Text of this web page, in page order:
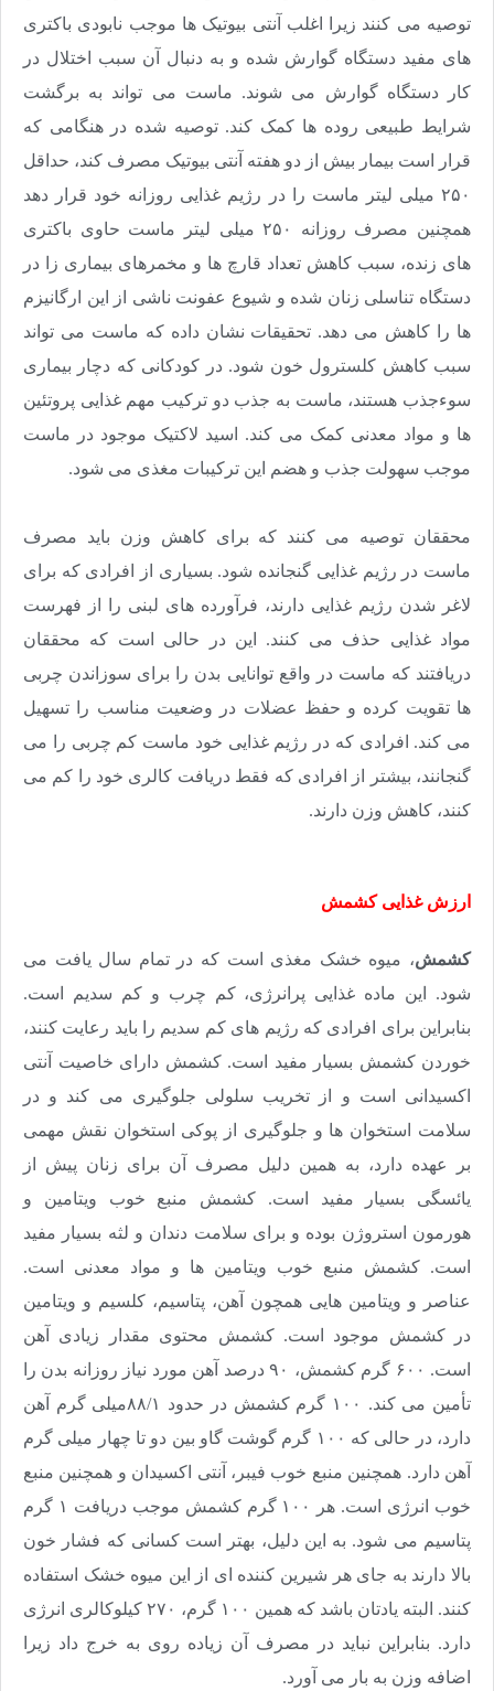
توصیه می کنند زیرا اغلب آنتی بیوتیک ها موجب نابودی باکتری
های مفید دستگاه گوارش شده و به دنبال آن سبب اختلال در
کار دستگاه گوارش می شوند. ماست می تواند به برگشت
شرایط طبیعی روده ها کمک کند. توصیه شده در هنگامی که
قرار است بیمار بیش از دو هفته آنتی بیوتیک مصرف کند، حداقل
۲۵۰ میلی لیتر ماست را در رژیم غذایی روزانه خود قرار دهد
همچنین مصرف روزانه ۲۵۰ میلی لیتر ماست حاوی باکتری
های زنده، سبب کاهش تعداد قارچ ها و مخمرهای بیماری زا در
دستگاه تناسلی زنان شده و شیوع عفونت ناشی از این ارگانیزم
ها را کاهش می دهد. تحقیقات نشان داده که ماست می تواند
سبب کاهش کلسترول خون شود. در کودکانی که دچار بیماری
سوءجذب هستند، ماست به جذب دو ترکیب مهم غذایی پروتئین
ها و مواد معدنی کمک می کند. اسید لاکتیک موجود در ماست
موجب سهولت جذب و هضم این ترکیبات مغذی می شود.
محققان توصیه می کنند که برای کاهش وزن باید مصرف
ماست در رژیم غذایی گنجانده شود. بسیاری از افرادی که برای
لاغر شدن رژیم غذایی دارند، فرآورده های لبنی را از فهرست
مواد غذایی حذف می کنند. این در حالی است که محققان
دریافتند که ماست در واقع توانایی بدن را برای سوزاندن چربی
ها تقویت کرده و حفظ عضلات در وضعیت مناسب را تسهیل
می کند. افرادی که در رژیم غذایی خود ماست کم چربی را می
گنجانند، بیشتر از افرادی که فقط دریافت کالری خود را کم می
کنند، کاهش وزن دارند.
ارزش غذایی کشمش
کشمش، میوه خشک مغذی است که در تمام سال یافت می
شود. این ماده غذایی پرانرژی، کم چرب و کم سدیم است.
بنابراین برای افرادی که رژیم های کم سدیم را باید رعایت کنند،
خوردن کشمش بسیار مفید است. کشمش دارای خاصیت آنتی
اکسیدانی است و از تخریب سلولی جلوگیری می کند و در
سلامت استخوان ها و جلوگیری از پوکی استخوان نقش مهمی
بر عهده دارد، به همین دلیل مصرف آن برای زنان پیش از
یائسگی بسیار مفید است. کشمش منبع خوب ویتامین و
هورمون استروژن بوده و برای سلامت دندان و لثه بسیار مفید
است. کشمش منبع خوب ویتامین ها و مواد معدنی است.
عناصر و ویتامین هایی همچون آهن، پتاسیم، کلسیم و ویتامین
در کشمش موجود است. کشمش محتوی مقدار زیادی آهن
است. ۶۰۰ گرم کشمش، ۹۰ درصد آهن مورد نیاز روزانه بدن را
تأمین می کند. ۱۰۰ گرم کشمش در حدود ۸۸/۱میلی گرم آهن
دارد، در حالی که ۱۰۰ گرم گوشت گاو بین دو تا چهار میلی گرم
آهن دارد. همچنین منبع خوب فیبر، آنتی اکسیدان و همچنین منبع
خوب انرژی است.
هر ۱۰۰ گرم کشمش موجب دریافت ۱ گرم
پتاسیم می شود. به این دلیل، بهتر است کسانی که فشار خون
بالا دارند به جای هر شیرین کننده ای از این میوه خشک استفاده
کنند. البته یادتان باشد که همین ۱۰۰ گرم، ۲۷۰ کیلوکالری انرژی
دارد. بنابراین نباید در مصرف آن زیاده روی به خرج داد زیرا
اضافه وزن به بار می آورد.